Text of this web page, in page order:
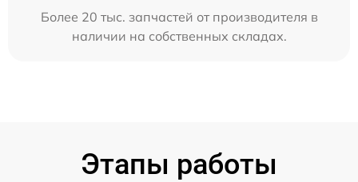
Более 20 тыс. запчастей от производителя в
наличии на собственных складах.
Этапы работы